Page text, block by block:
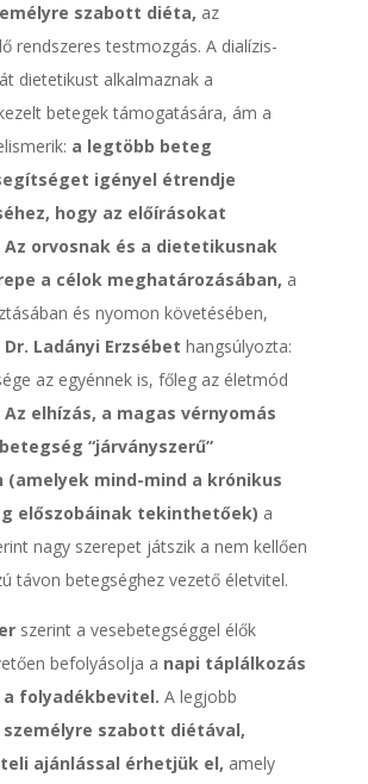
szabott diéta, az
rendszeres testmozgás. A dialízis-
dietetikust alkalmaznak a
betegek támogatására, ám a
a legtöbb beteg
igényel étrendje
hogy az előírásokat
orvosnak és a dietetikusnak
a célok meghatározásában, a
és nyomon követésében,
Dr. Ladányi Erzsébet hangsúlyozta:
az egyénnek is, főleg az életmód
Az elhízás, a magas vérnyomás
“járványszerű”
(amelyek mind-mind a krónikus
előszobáinak tekinthetőek) a
nagy szerepet játszik a nem kellően
távon betegséghez vezető életvitel.
szerint a vesebetegséggel élők
befolyásolja a napi táplálkozás
a folyadékbevitel. A legjobb
személyre szabott diétával,
ajánlással érhetjük el, amely